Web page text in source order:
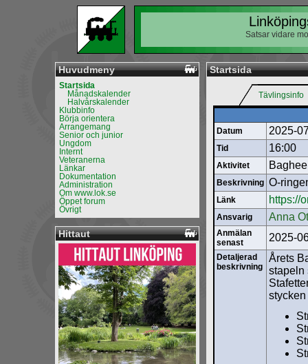
Satsar vidare
Huvudmeny
Startsida
Månadskalender
Halvårskalender
Klubbinfo
Börja orientera
Arrangemang
Senior och junior
Ungdom
Internt
Veteranerna
Länkar
Dokumentation
Administration
Om www.lok.se
Öppet forum
Övrigt
Hittaut
Startsida
Tävlingsinfo
Datum 2025-
Tid 16:00
Aktivitet
Beskrivning O-
Länk https://
Ansvarig Anna
Anmälan
senast
2025-
Detaljerad
beskrivning
Årets
stapeln
stycken